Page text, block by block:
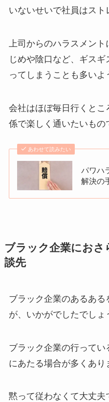
いないせいで社員はスト
上司からのハラスメン
じめや陰口など、ギス
ってしまうことも多いよ
会社はほぼ毎日行くとこ
係で楽しく通いたいもの
あわせて読みたい
パワハ
解決の
ブラック企業におさ
談先
ブラック企業のあるある
が、いかがでしたでしょ
ブラック企業の行ってい
にあたる場合が多くあり
黙って従わなくて大丈夫